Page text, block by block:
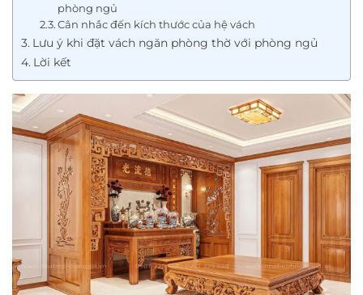
phòng ngủ
Cân nhắc đến kích thước của hệ vách
Lưu ý khi đặt vách ngăn phòng thờ với phòng ngủ
Lời kết